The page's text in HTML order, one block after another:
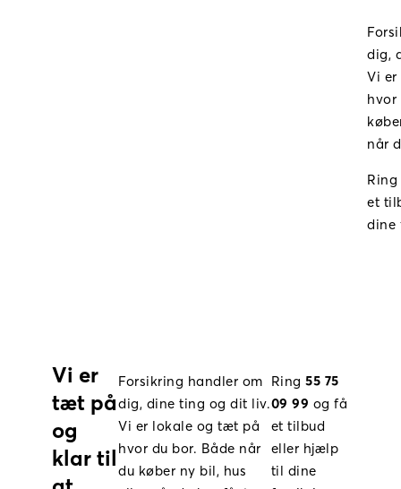
dig,
Vi
hvor
når
Ring
et
dine
Vi er
tæt på
og
klar til
Forsikring handler om
dig, dine ting og dit liv.
Vi er lokale og tæt på
hvor du bor. Både når
du køber ny bil, hus
Ring 55 75
09 99 og få
et tilbud
eller hjælp
til dine